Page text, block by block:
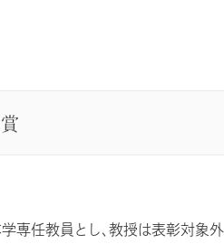
専任教員とし、教授は表彰対象外